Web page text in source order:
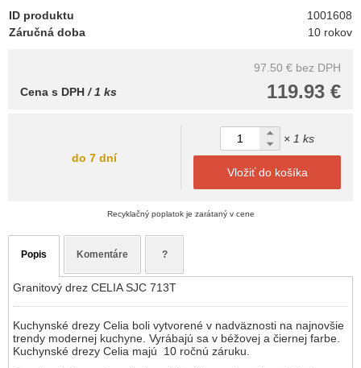
ID produktu
1001608
Záručná doba
10 rokov
97.50 € bez DPH
119.93 €
Cena s DPH/ 1 ks
do 7 dní
× 1 ks
Vložiť do košíka
Recyklačný poplatok je zarátaný v cene
Popis Komentáre ?
Granitový drez CELIA SJC 713T
Kuchynské drezy Celia boli vytvorené v nadväznosti na najnovšie
trendy modernej kuchyne. Vyrábajú sa v béžovej a čiernej farbe.
Kuchynské drezy Celia majú 10 ročnú záruku.